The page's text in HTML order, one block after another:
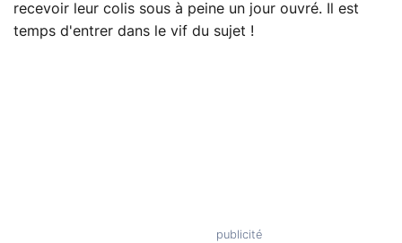
recevoir leur colis sous à peine un jour ouvré. Il est
temps d'entrer dans le vif du sujet !